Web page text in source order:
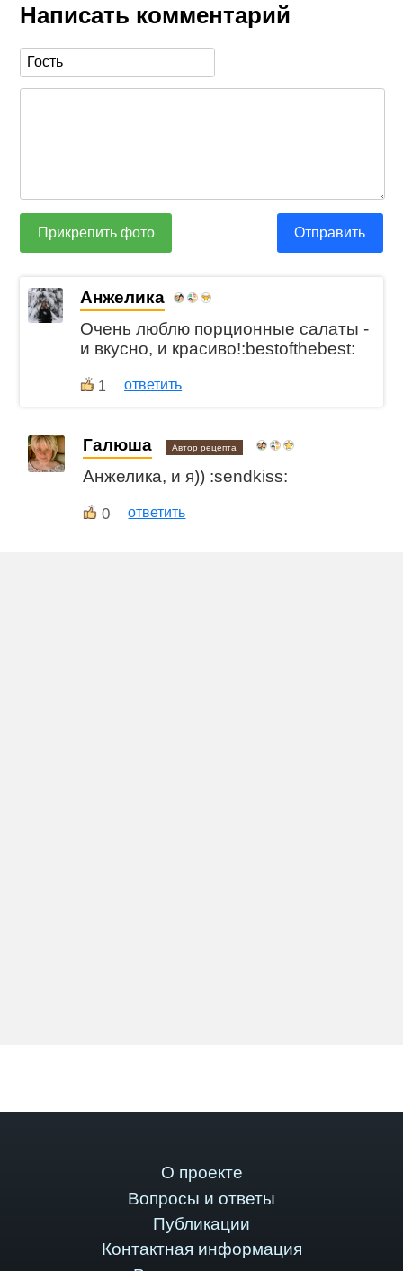
Написать комментарий
Прикрепить фото Отправить
Анжелика
Очень люблю порционные салаты -
и вкусно, и красиво!:bestofthebest:
1 ответить
Галюша Автор рецепта
Анжелика, и я)) :sendkiss:
0 ответить
О проекте
Вопросы и ответы
Публикации
Контактная информация